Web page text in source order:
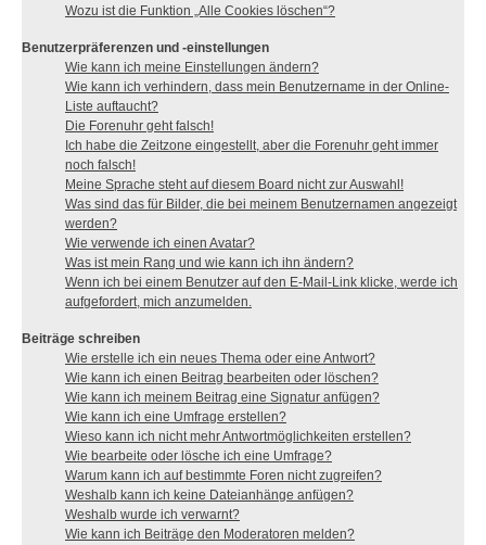
Wozu ist die Funktion „Alle Cookies löschen“?
Benutzerpräferenzen und -einstellungen
Wie kann ich meine Einstellungen ändern?
Wie kann ich verhindern, dass mein Benutzername in der Online-
Liste auftaucht?
Die Forenuhr geht falsch!
Ich habe die Zeitzone eingestellt, aber die Forenuhr geht immer
noch falsch!
Meine Sprache steht auf diesem Board nicht zur Auswahl!
Was sind das für Bilder, die bei meinem Benutzernamen angezeigt
werden?
Wie verwende ich einen Avatar?
Was ist mein Rang und wie kann ich ihn ändern?
Wenn ich bei einem Benutzer auf den E-Mail-Link klicke, werde ich
aufgefordert, mich anzumelden.
Beiträge schreiben
Wie erstelle ich ein neues Thema oder eine Antwort?
Wie kann ich einen Beitrag bearbeiten oder löschen?
Wie kann ich meinem Beitrag eine Signatur anfügen?
Wie kann ich eine Umfrage erstellen?
Wieso kann ich nicht mehr Antwortmöglichkeiten erstellen?
Wie bearbeite oder lösche ich eine Umfrage?
Warum kann ich auf bestimmte Foren nicht zugreifen?
Weshalb kann ich keine Dateianhänge anfügen?
Weshalb wurde ich verwarnt?
Wie kann ich Beiträge den Moderatoren melden?